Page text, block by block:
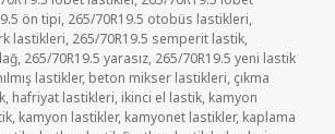
ön tipi, 265/70R19.5 otobüs lastikleri,
lastikleri, 265/70R19.5 semperit lastik,
, 265/70R19.5 yarasız, 265/70R19.5 yeni lastik
lastikler, beton mikser lastikleri, çıkma
, hafriyat lastikleri, ikinci el lastik, kamyon
, kamyon lastikler, kamyonet lastikler, kaplama